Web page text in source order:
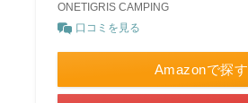
ONETIGRIS CAMPING
口コミを見る
Amazonで探す